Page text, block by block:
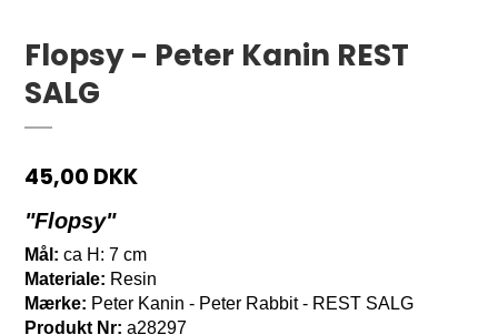
Flopsy - Peter Kanin REST
SALG
45,00 DKK
"Flopsy"
Mål: ca H: 7 cm
Materiale: Resin
Mærke: Peter Kanin - Peter Rabbit - REST SALG
Produkt Nr: a28297